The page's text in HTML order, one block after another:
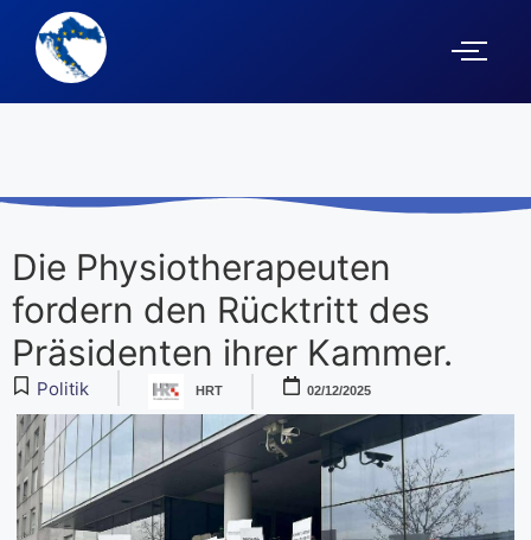
Die Physiotherapeuten
fordern den Rücktritt des
Präsidenten ihrer Kammer.
Politik HRT 02/12/2025